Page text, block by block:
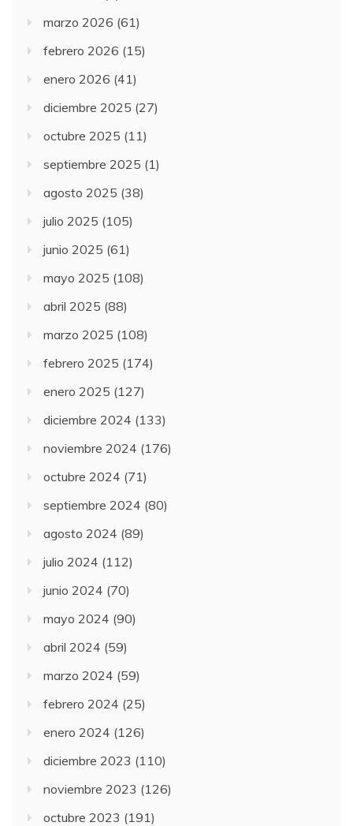
marzo 2026 (61)
febrero 2026 (15)
enero 2026 (41)
diciembre 2025 (27)
octubre 2025 (11)
septiembre 2025 (1)
agosto 2025 (38)
julio 2025 (105)
junio 2025 (61)
mayo 2025 (108)
abril 2025 (88)
marzo 2025 (108)
febrero 2025 (174)
enero 2025 (127)
diciembre 2024 (133)
noviembre 2024 (176)
octubre 2024 (71)
septiembre 2024 (80)
agosto 2024 (89)
julio 2024 (112)
junio 2024 (70)
mayo 2024 (90)
abril 2024 (59)
marzo 2024 (59)
febrero 2024 (25)
enero 2024 (126)
diciembre 2023 (110)
noviembre 2023 (126)
octubre 2023 (191)